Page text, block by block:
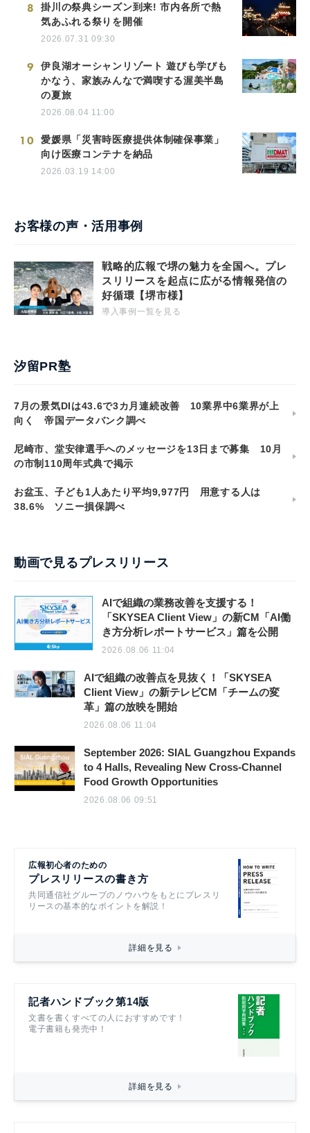
8
掛川の祭典シーズン到来! 市内各所で熱
気あふれる祭りを開催
2026.07.31 09:30
9
伊良湖オーシャンリゾート 遊びも学びも
かなう、家族みんなで満喫する渥美半島
の夏旅
2026.08.04 11:00
10
愛媛県「災害時医療提供体制確保事業」
向け医療コンテナを納品
2026.03.19 14:00
お客様の声・活用事例
戦略的広報で堺の魅力を全国へ。プレ
スリリースを起点に広がる情報発信の
好循環【堺市様】
導入事例一覧を見る
汐留PR塾
7月の景気DIは43.6で3カ月連続改善 10業界中6業界が上
向く 帝国データバンク調べ
尼崎市、堂安律選手へのメッセージを13日まで募集 10月
の市制110周年式典で掲示
お盆玉、子ども1人あたり平均9,977円 用意する人は
38.6% ソニー損保調べ
動画で見るプレスリリース
AIで組織の業務改善を支援する！
「SKYSEA Client View」の新CM「AI働
き方分析レポートサービス」篇を公開
2026.08.06 11:04
AIで組織の改善点を見抜く！「SKYSEA
Client View」の新テレビCM「チームの変
革」篇の放映を開始
2026.08.06 11:04
September 2026: SIAL Guangzhou Expands
to 4 Halls, Revealing New Cross-Channel
Food Growth Opportunities
2026.08.06 09:51
広報初心者のための
プレスリリースの書き方
共同通信社グループのノウハウをもとにプレスリ
リースの基本的なポイントを解説！
詳細を見る
記者ハンドブック第14版
文書を書くすべての人におすすめです！
電子書籍も発売中！
詳細を見る